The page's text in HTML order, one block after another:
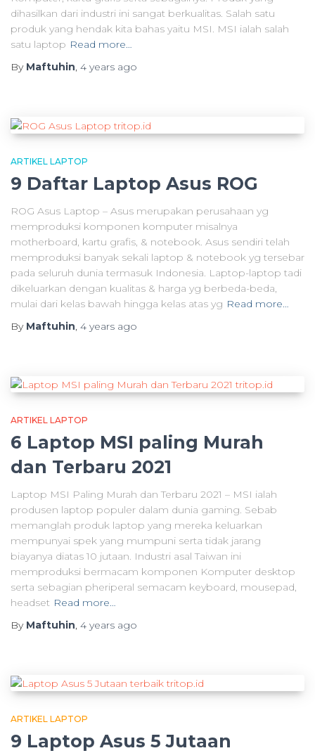
dihasilkan dari industri ini sangat berkualitas. Salah satu
produk yang hendak kita bahas yaitu MSI. MSI ialah salah
satu laptop Read more…
By Maftuhin, 4 years ago
ARTIKEL LAPTOP
9 Daftar Laptop Asus ROG
ROG Asus Laptop – Asus merupakan perusahaan yg
memproduksi komponen komputer misalnya
motherboard, kartu grafis, & notebook. Asus sendiri telah
memproduksi banyak sekali laptop & notebook yg tersebar
pada seluruh dunia termasuk Indonesia. Laptop-laptop tadi
dikeluarkan dengan kualitas & harga yg berbeda-beda,
mulai dari kelas bawah hingga kelas atas yg Read more…
By Maftuhin, 4 years ago
ARTIKEL LAPTOP
6 Laptop MSI paling Murah
dan Terbaru 2021
Laptop MSI Paling Murah dan Terbaru 2021 – MSI ialah
produsen laptop populer dalam dunia gaming. Sebab
memanglah produk laptop yang mereka keluarkan
mempunyai spek yang mumpuni serta tidak jarang
biayanya diatas 10 jutaan. Industri asal Taiwan ini
memproduksi bermacam komponen Komputer desktop
serta sebagian pheriperal semacam keyboard, mousepad,
headset Read more…
By Maftuhin, 4 years ago
ARTIKEL LAPTOP
9 Laptop Asus 5 Jutaan